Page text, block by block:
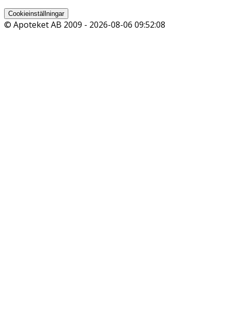
Cookieinställningar
© Apoteket AB 2009 - 2026-08-06 09:52:08